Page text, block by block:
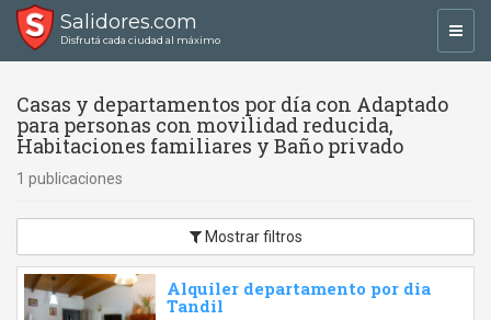
Salidores.com
Disfrutá cada ciudad al máximo
Casas y departamentos por día con Adaptado
para personas con movilidad reducida,
Habitaciones familiares y Baño privado
1 publicaciones
Mostrar filtros
Alquiler departamento por dia
Tandil